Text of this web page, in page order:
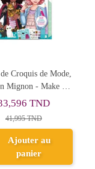
Aquarellum Junior, Dans les
Airs - Sentosphère
58,053 TND
72,566 TND
Ajouter au
panier